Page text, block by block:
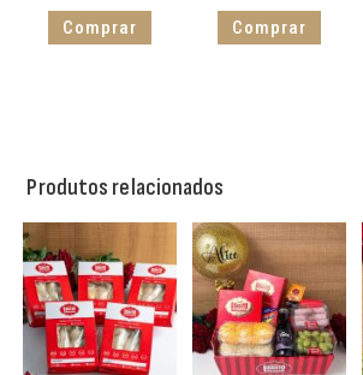
Comprar Comprar
Produtos relacionados